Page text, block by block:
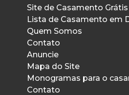
Site de Casamento Grátis
Lista de Casamento em
Quem Somos
Contato
Anuncie
Mapa do Site
Monogramas para o
Contato